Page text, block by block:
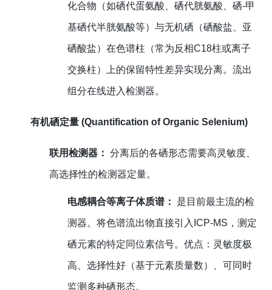
化合物（如硒代蛋氨酸、硒代胱氨酸、硒-甲
基硒代半胱氨酸等）与无机硒（硒酸盐、亚
硒酸盐）在色谱柱（常为反相C18柱或离子
交换柱）上的保留特性差异实现分离。流出
组分在线进入检测器。
有机硒定量 (Quantification of Organic Selenium)
联用检测器： 分离后的各硒形态需要高灵敏度、
高选择性的检测器定量。
电感耦合等离子体质谱： 是目前最主流的检
测器。将色谱流出物直接引入ICP-MS，测定
硒元素的特定同位素信号。优点：灵敏度极
高、选择性好（基于元素质量数）、可同时
监测多种硒形态。